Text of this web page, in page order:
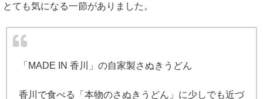
とても気になる一節がありました。
「MADE IN 香川」の自家製さぬきうどん
香川で食べる「本物のさぬきうどん」に少しでも近づ